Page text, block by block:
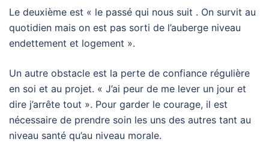
Le deuxième est « le passé qui nous suit . On survit au
quotidien mais on est pas sorti de l’auberge niveau
endettement et logement ».
Un autre obstacle est la perte de confiance régulière
en soi et au projet. « J’ai peur de me lever un jour et
dire j’arrête tout ». Pour garder le courage, il est
nécessaire de prendre soin les uns des autres tant au
niveau santé qu’au niveau morale.